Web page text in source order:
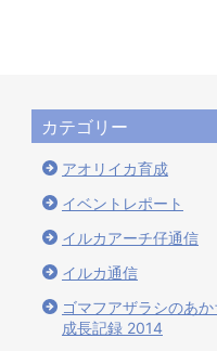
カテゴリー
アオリイカ育成
イベントレポート
イルカアーチ仔通信
イルカ通信
ゴマフアザラシのあ
成長記録 2014